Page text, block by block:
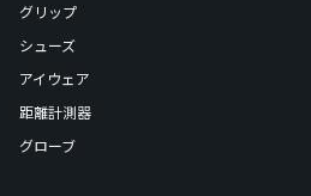
グリップ
シューズ
アイウェア
距離計測器
グローブ